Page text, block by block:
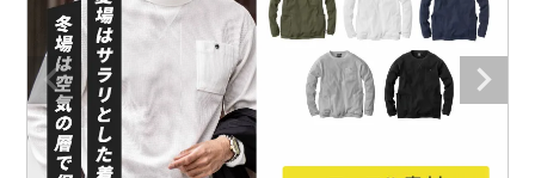
作業用手袋
アウトドア・スポーツ
ワークスーツ
作業着ランキング
アウトドアウェアランキング
つなぎランキング
コーコス ジーベック
クロダルマ 桑和
山田辰
電気・設備作業服
配達・営業作業服
自動車整備士作業服